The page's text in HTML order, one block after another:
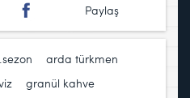
Paylaş
arda türkmen
granül kahve